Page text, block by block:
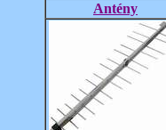
Antény